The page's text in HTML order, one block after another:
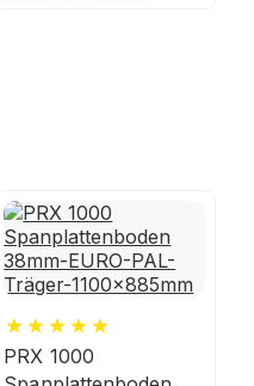
PRX 1000